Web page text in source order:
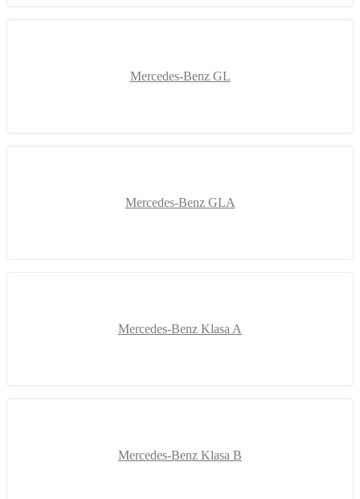
Mercedes-Benz GL
Mercedes-Benz GLA
Mercedes-Benz Klasa A
Mercedes-Benz Klasa B